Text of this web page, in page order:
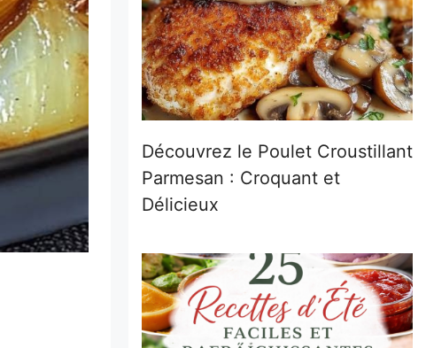
Découvrez le Poulet Croustillant
Parmesan : Croquant et
Délicieux